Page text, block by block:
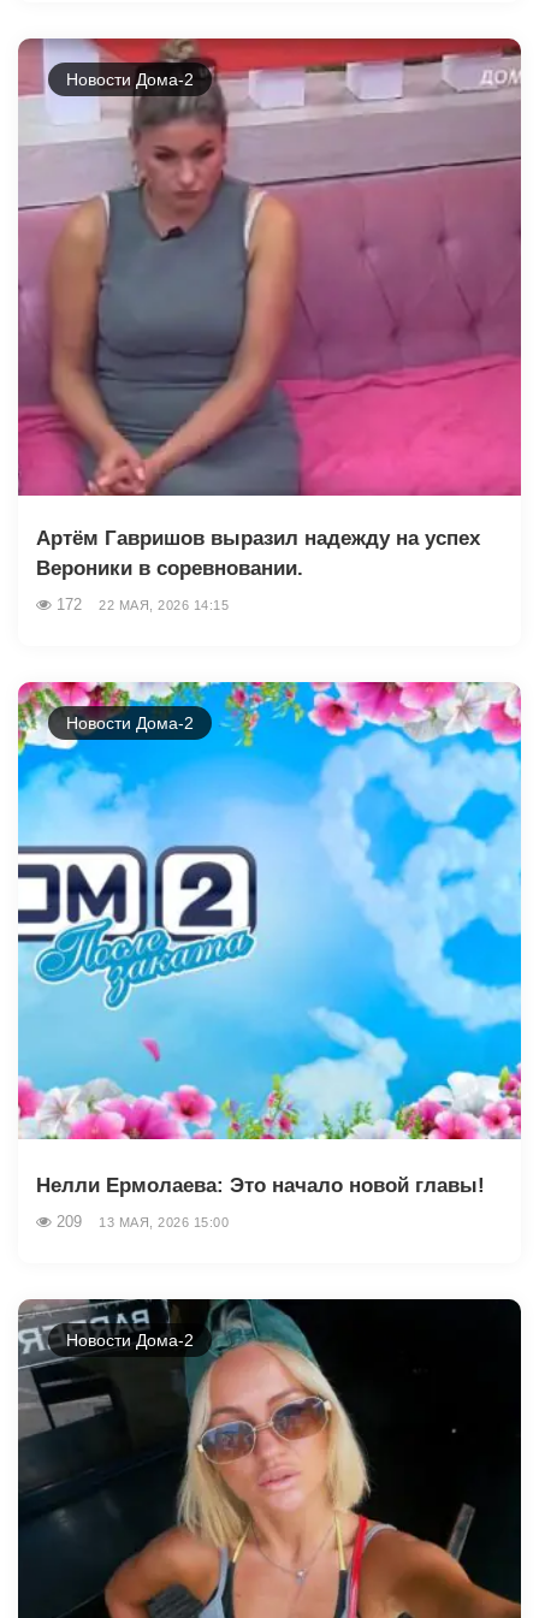
Новости Дома-2
Артём Гавришов выразил надежду на успех
Вероники в соревновании.
172 22 МАЯ, 2026 14:15
Новости Дома-2
Нелли Ермолаева: Это начало новой главы!
209 13 МАЯ, 2026 15:00
Новости Дома-2